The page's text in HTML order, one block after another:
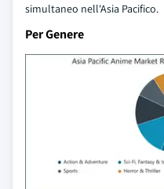
simultaneo nell'Asia Pacifico.
Per Genere